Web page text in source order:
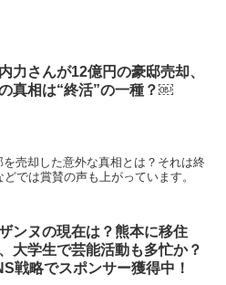
力さんが12億円の豪邸売却、
真相は“終活”の一種？￼
売却した意外な真相とは？それは終
では賞賛の声も上がっています。
ンヌの現在は？熊本に移住
大学生で芸能活動も多忙か？
戦略でスポンサー獲得中！